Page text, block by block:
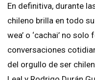
En definitiva, durante
chileno brilla en todo
wea’ o ‘cachai’ no
conversaciones
del orgullo de ser